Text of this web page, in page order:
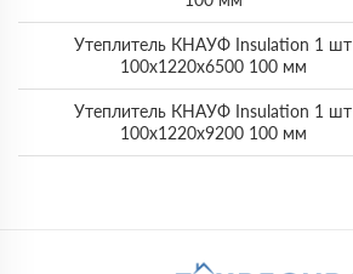
Утеплитель КНАУФ Insulation 1 шт
100х1220х6500 100 мм
Утеплитель КНАУФ Insulation 1 шт
100х1220х9200 100 мм